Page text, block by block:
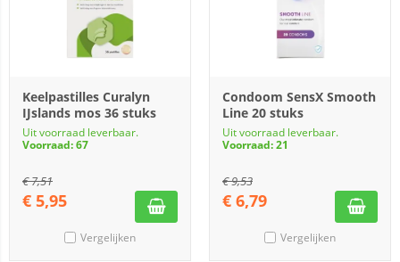
Keelpastilles Curalyn
IJslands mos 36 stuks
Uit voorraad leverbaar.
Voorraad: 67
€7,51
€ 5,95
Vergelijken
Condoom SensX Smooth
Line 20 stuks
Uit voorraad leverbaar.
Voorraad: 21
€9,53
€ 6,79
Vergelijken